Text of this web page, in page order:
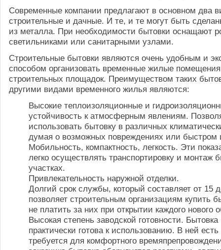
Современные компании предлагают в основном два
строительные и дачные. И те, и те могут быть
из металла. При необходимости бытовки оснащают
светильниками или санитарными узлами.
Строительные бытовки являются очень удобным и
способом организовать временные жилые
строительных площадок. Преимуществом таких
другими видами временного жилья являются:
Высокие теплоизоляционные и
устойчивость к атмосферным явлениям.
использовать бытовку в различных
думая о возможных повреждениях или быстром
Мобильность, компактность, легкость. Эти
легко осуществлять транспортировку и монтаж
участках.
Привлекательность наружной отделки.
Долгий срок службы, который составляет от 15
позволяет строительным организациям купить
не платить за них при открытии каждого нового
Высокая степень заводской готовности.
практически готова к использованию. В ней есть
требуется для комфортного